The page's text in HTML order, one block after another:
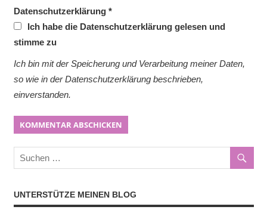
Datenschutzerklärung*
Ich habe die Datenschutzerklärung gelesen und
stimme zu
Ich bin mit der Speicherung und Verarbeitung meiner Daten,
so wie in der Datenschutzerklärung beschrieben,
einverstanden.
UNTERSTÜTZE MEINEN BLOG